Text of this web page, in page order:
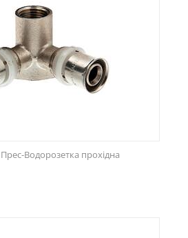
Водорозетка прохідна